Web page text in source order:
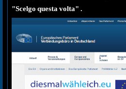
"Scelgo questa volta" .